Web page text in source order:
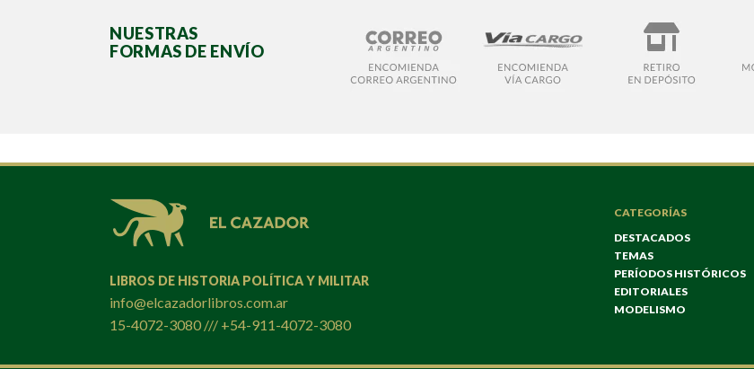
NUESTRAS
FORMAS DE ENVÍO
LIBROS DE HISTORIA POLÍTICA Y MILITAR
info@elcazadorlibros.com.ar
15-4072-3080 /// +54-911-4072-3080
CATEGORÍAS
DESTACADOS
TEMAS
PERÍODOS HISTÓRICOS
EDITORIALES
MODELISMO